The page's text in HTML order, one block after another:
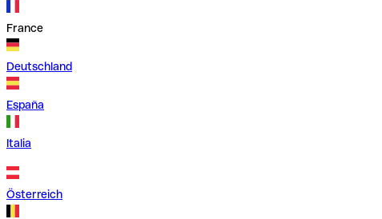
France
Deutschland
España
Italia
Österreich